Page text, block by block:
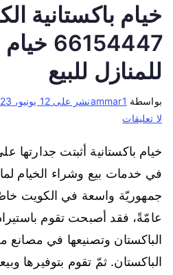
خيام باكستانية
للمنازل للبيع
بواسطة ammar1نشر على 12 يونيو، 2023
لا تعليقات
خيام باكستانية أثبتت جدارتها
في خدمات بيع وشراء الخيام
جمهوريّة واسعة في الكويت
عامّةً، فقد أصبحت تقوم
الباكستان وتصنيعها في
الباكستان. ثمّ تقوم بتوفيرها